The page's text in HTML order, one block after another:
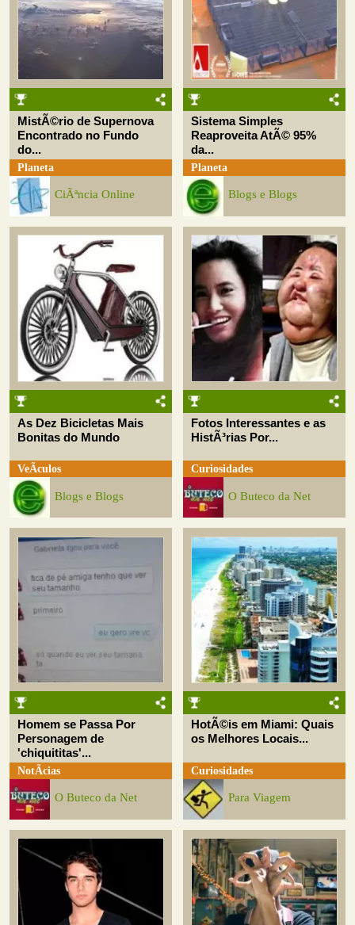
MistÃ©rio de Supernova
Encontrado no Fundo
do...
Planeta
CiÃªncia Online
Sistema Simples
Reaproveita AtÃ© 95%
da...
Planeta
Blogs e Blogs
As Dez Bicicletas Mais
Bonitas do Mundo
VeÃ­culos
Blogs e Blogs
Fotos Interessantes e as
HistÃ³rias Por...
Curiosidades
O Buteco da Net
Homem se Passa Por
Personagem de
'chiquititas'...
NotÃ­cias
O Buteco da Net
HotÃ©is em Miami: Quais
os Melhores Locais...
Curiosidades
Para Viagem